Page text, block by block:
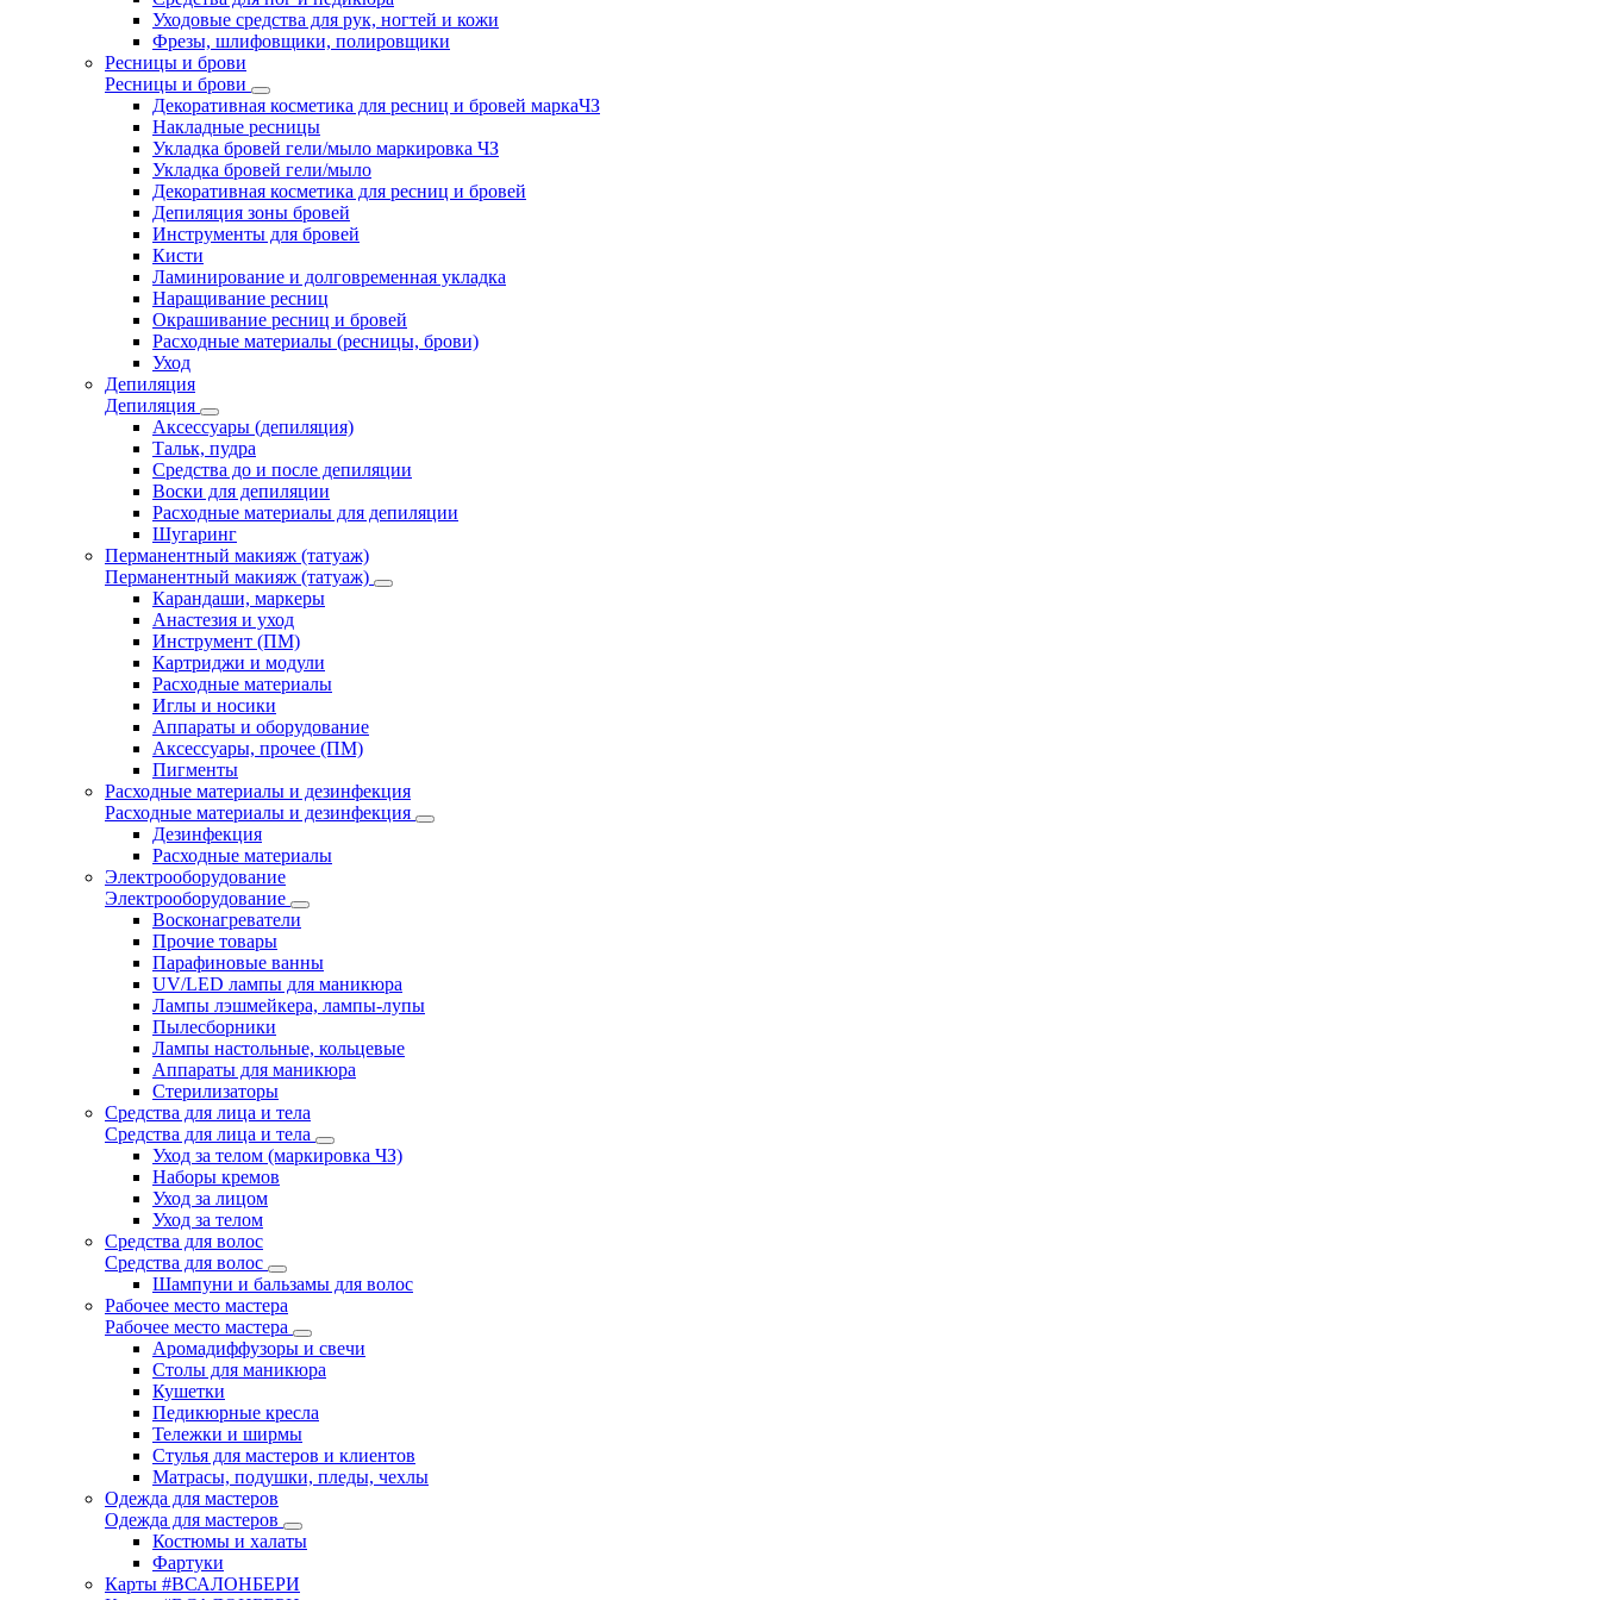
Уходовые средства для рук, ногтей и кожи
Фрезы, шлифовщики, полировщики
Ресницы и брови
Ресницы и брови
Декоративная косметика для ресниц и бровей маркаЧЗ
Накладные ресницы
Укладка бровей гели/мыло маркировка ЧЗ
Укладка бровей гели/мыло
Декоративная косметика для ресниц и бровей
Депиляция зоны бровей
Инструменты для бровей
Кисти
Ламинирование и долговременная укладка
Наращивание ресниц
Окрашивание ресниц и бровей
Расходные материалы (ресницы, брови)
Уход
Депиляция
Депиляция
Аксессуары (депиляция)
Тальк, пудра
Средства до и после депиляции
Воски для депиляции
Расходные материалы для депиляции
Шугаринг
Перманентный макияж (татуаж)
Перманентный макияж (татуаж)
Карандаши, маркеры
Анастезия и уход
Инструмент (ПМ)
Картриджи и модули
Расходные материалы
Иглы и носики
Аппараты и оборудование
Аксессуары, прочее (ПМ)
Пигменты
Расходные материалы и дезинфекция
Расходные материалы и дезинфекция
Дезинфекция
Расходные материалы
Электрооборудование
Электрооборудование
Восконагреватели
Прочие товары
Парафиновые ванны
UV/LED лампы для маникюра
Лампы лэшмейкера, лампы-лупы
Пылесборники
Лампы настольные, кольцевые
Аппараты для маникюра
Стерилизаторы
Средства для лица и тела
Средства для лица и тела
Уход за телом (маркировка ЧЗ)
Наборы кремов
Уход за лицом
Уход за телом
Средства для волос
Средства для волос
Шампуни и бальзамы для волос
Рабочее место мастера
Рабочее место мастера
Аромадиффузоры и свечи
Столы для маникюра
Кушетки
Педикюрные кресла
Тележки и ширмы
Стулья для мастеров и клиентов
Матрасы, подушки, пледы, чехлы
Одежда для мастеров
Одежда для мастеров
Костюмы и халаты
Фартуки
Карты #ВСАЛОНБЕРИ